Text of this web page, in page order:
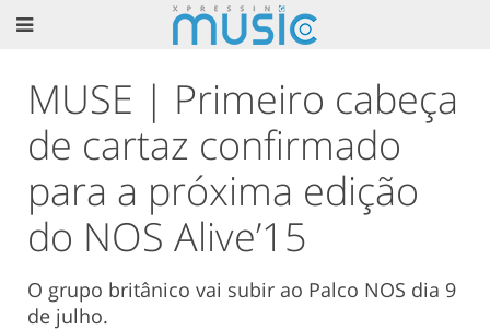
MUSE | Primeiro cabeça
de cartaz confirmado
para a próxima edição
do NOS Alive’15
O grupo britânico vai subir ao Palco NOS dia 9
de julho.